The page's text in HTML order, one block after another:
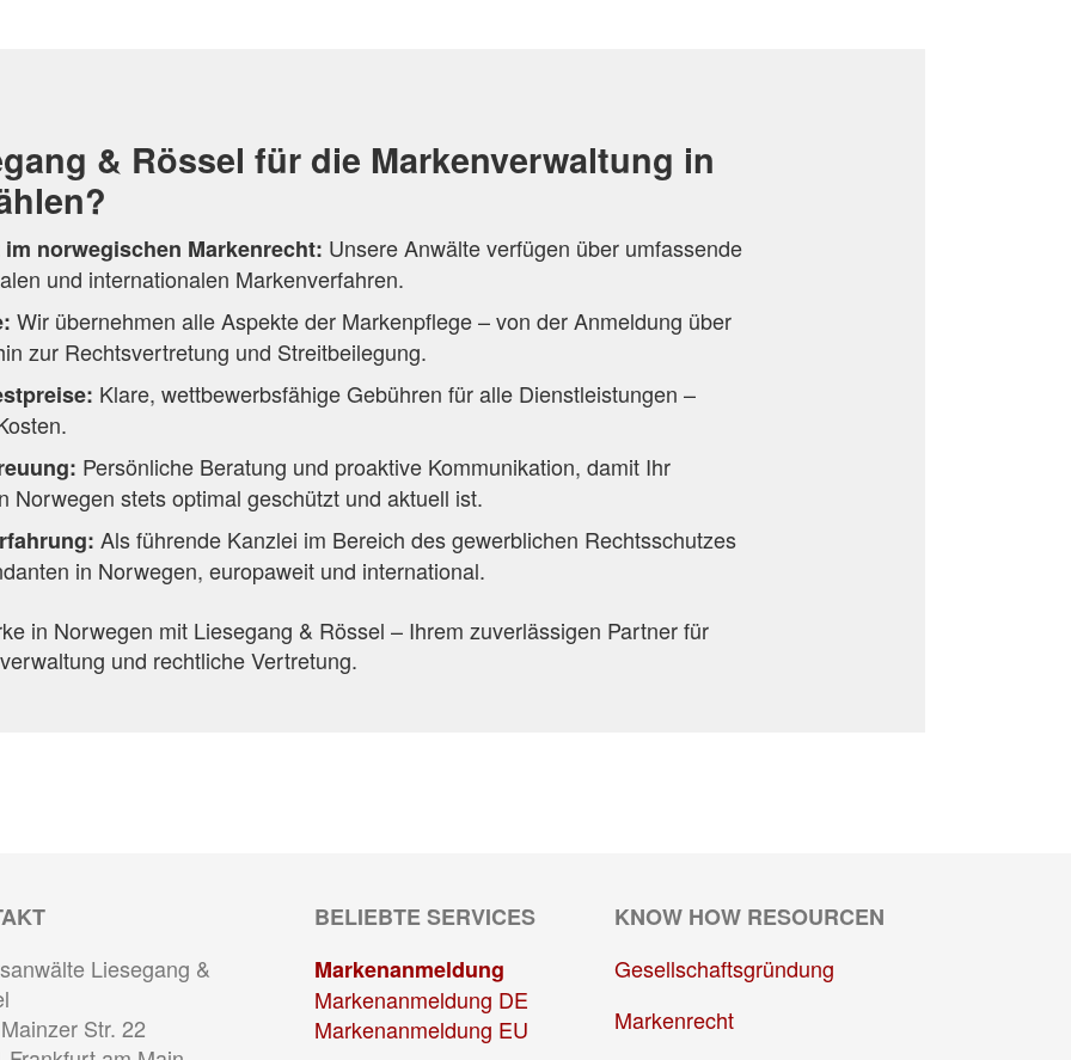
& Rössel für die Markenverwaltung in
norwegischen Markenrecht: Unsere Anwälte verfügen über umfassende
und internationalen Markenverfahren.
Wir übernehmen alle Aspekte der Markenpflege – von der Anmeldung über
zur Rechtsvertretung und Streitbeilegung.
Klare, wettbewerbsfähige Gebühren für alle Dienstleistungen –
Persönliche Beratung und proaktive Kommunikation, damit Ihr
Norwegen stets optimal geschützt und aktuell ist.
Als führende Kanzlei im Bereich des gewerblichen Rechtsschutzes
in Norwegen, europaweit und international.
in Norwegen mit Liesegang & Rössel – Ihrem zuverlässigen Partner für
und rechtliche Vertretung.
Liesegang &
Str. 22
BELIEBTE SERVICES
Markenanmeldung
Markenanmeldung DE
Markenanmeldung EU
KNOW HOW RESOURCEN
Gesellschaftsgründung
Markenrecht